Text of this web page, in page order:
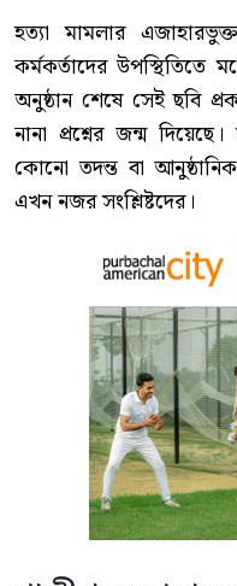
হত্যা মামলার
কর্মকর্তাদের উপস্থিতিতে
অনুষ্ঠান শেষে সেই ছবি
নানা প্রশ্নের জন্ম
কোনো তদন্ত বা
এখন নজর সংশ্লিষ্টদের।